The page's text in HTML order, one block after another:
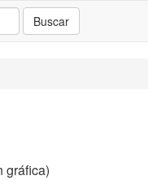
Buscar
gráfica)